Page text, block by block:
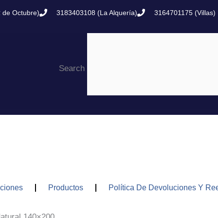
de Octubre) 3183403108 (La Alquería) 3164701175 (Villas)
Search
Productos Política De Devoluciones Y